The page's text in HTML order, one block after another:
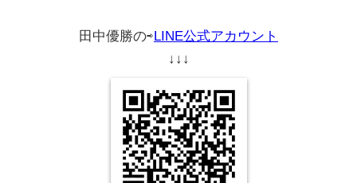
田中優勝の⇨LINE公式アカウント
↓↓↓